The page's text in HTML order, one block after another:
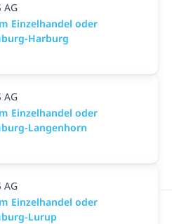
AG
Einzelhandel oder
Harburg
AG
Einzelhandel oder
Langenhorn
AG
Einzelhandel oder
Lurup